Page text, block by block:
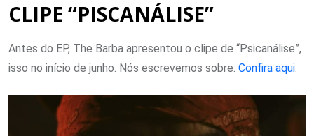
CLIPE “PISCANÁLISE”
Antes do EP, The Barba apresentou o clipe de “Psicanálise”,
isso no início de junho. Nós escrevemos sobre. Confira aqui.